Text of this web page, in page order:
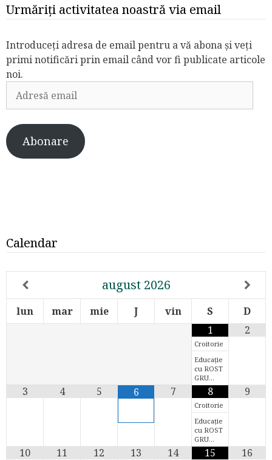
Urmăriți activitatea noastră via email
Introduceți adresa de email pentru a vă abona și veți
primi notificări prin email când vor fi publicate articole
noi.
Adresă
email
Abonare
Calendar
august 2026
lun mar mie J vin S
D
1
Croitorie
Educație
cu ROST
GRU…
2
3 4 5 6 7 8
Croitorie
Educație
cu ROST
GRU…
9
10 11 12 13 14 15 16